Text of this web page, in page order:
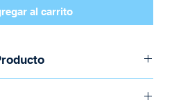
al carrito